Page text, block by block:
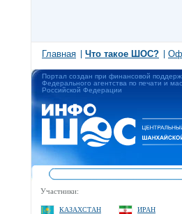
Главная Что такое ШОС?
Портал создан при финансовой
Федерального агентства по печати и
Российской Федерации
Участники:
КАЗАХСТАН
ИРАН